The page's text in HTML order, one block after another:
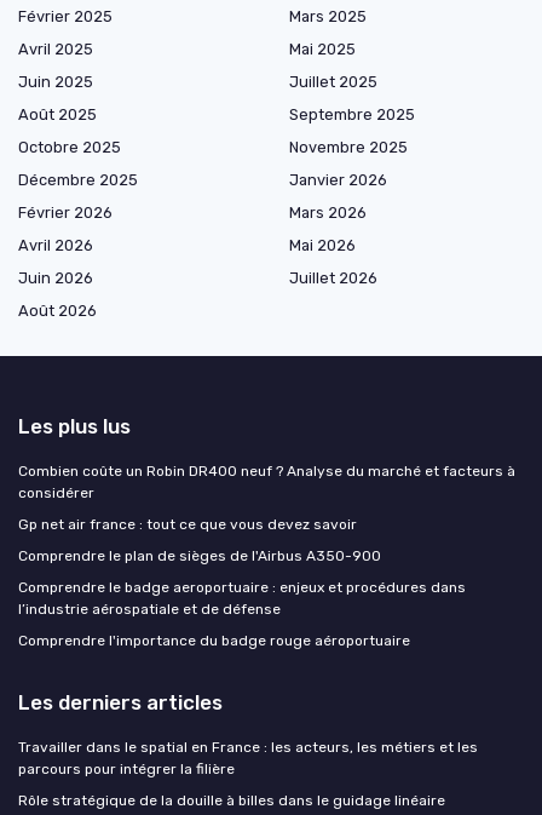
Février 2025
Mars 2025
Avril 2025
Mai 2025
Juin 2025
Juillet 2025
Août 2025
Septembre 2025
Octobre 2025
Novembre 2025
Décembre 2025
Janvier 2026
Février 2026
Mars 2026
Avril 2026
Mai 2026
Juin 2026
Juillet 2026
Août 2026
Les plus lus
Combien coûte un Robin DR400 neuf ? Analyse du marché et facteurs à
considérer
Gp net air france : tout ce que vous devez savoir
Comprendre le plan de sièges de l'Airbus A350-900
Comprendre le badge aeroportuaire : enjeux et procédures dans
l’industrie aérospatiale et de défense
Comprendre l'importance du badge rouge aéroportuaire
Les derniers articles
Travailler dans le spatial en France : les acteurs, les métiers et les
parcours pour intégrer la filière
Rôle stratégique de la douille à billes dans le guidage linéaire